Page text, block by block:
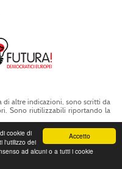
Accetto
cookie di
l'utilizzo dei
ad alcuni o a tutti i cookie
di altre indicazioni, sono scritti da
Sono riutilizzabili riportando la
© Diego Zardini 2017